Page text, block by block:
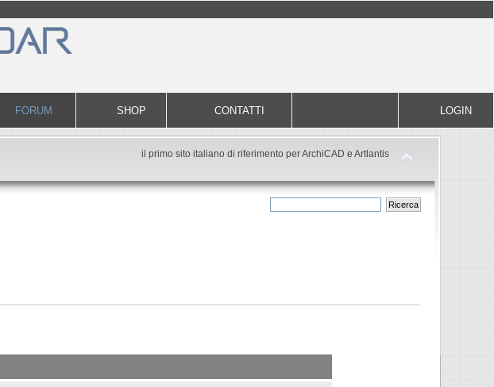
FORUM SHOP CONTATTI LOGIN
il primo sito italiano di riferimento per ArchiCAD e Artlantis